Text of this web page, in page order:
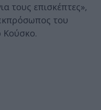
τους επισκέπτες»,
του
Κούσκο.